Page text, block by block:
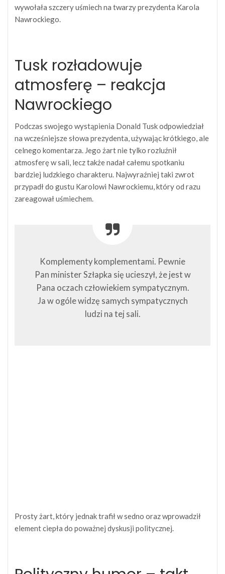
wywołała szczery uśmiech na twarzy prezydenta Karola
Nawrockiego.
Tusk rozładowuje
atmosferę – reakcja
Nawrockiego
Podczas swojego wystąpienia Donald Tusk odpowiedział
na wcześniejsze słowa prezydenta, używając krótkiego, ale
celnego komentarza. Jego żart nie tylko rozluźnił
atmosferę w sali, lecz także nadał całemu spotkaniu
bardziej ludzkiego charakteru. Najwyraźniej taki zwrot
przypadł do gustu Karolowi Nawrockiemu, który od razu
zareagował uśmiechem.
Komplementy komplementami. Pewnie
Pan minister Szłapka się ucieszył, że jest w
Pana oczach człowiekiem sympatycznym.
Ja w ogóle widzę samych sympatycznych
ludzi na tej sali.
Prosty żart, który jednak trafił w sedno oraz wprowadził
element ciepła do poważnej dyskusji politycznej.